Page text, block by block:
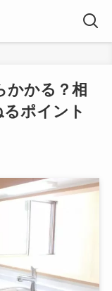
かかる？相
ポイント